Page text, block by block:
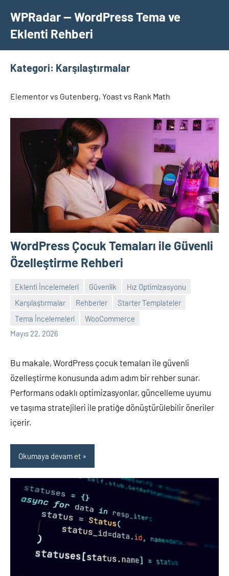
geçWPRadar — WordPress Tema ve
Eklenti Rehberi
Kategori: Karşılaştırmalar
Elementor vs Gutenberg, Yoast vs Rank Math
WordPress Çocuk Temaları ile Güvenli
Özelleştirme Rehberi
Eklenti İncelemeleri Güvenlik
Hız Optimizasyonu
Karşılaştırmalar
Rehberler
Starter Templateler
Tema İncelemeleri
WooCommerce
Mayıs 22, 2026
admin
Yorum
yapılmamış
Bu makale, WordPress çocuk temaları ile güvenli
özelleştirme konusunda adım adım bir rehber sunar.
Performans odaklı optimizasyonlar, güncelleme uyumu
ve taşıma stratejileri ile pratiğe dönüştürülebilir öneriler
içerir.
Okumaya devam et